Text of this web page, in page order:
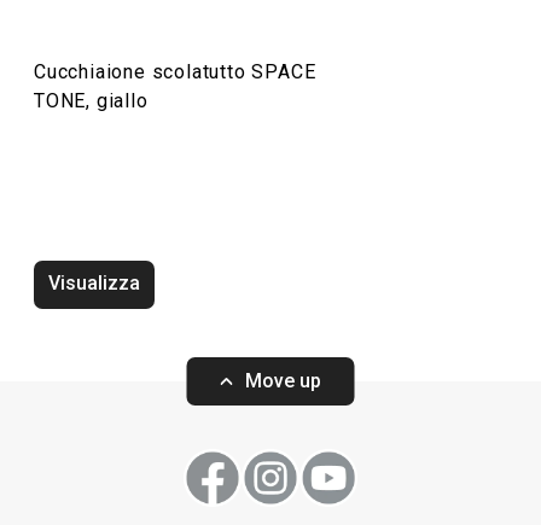
Cucchiaione scolatutto SPACE
TONE, giallo
Visualizza
Move up